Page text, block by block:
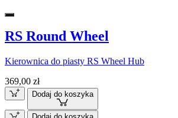
RS Round Wheel
Kierownica do piasty RS Wheel Hub
369,00 zł
Dodaj do koszyka